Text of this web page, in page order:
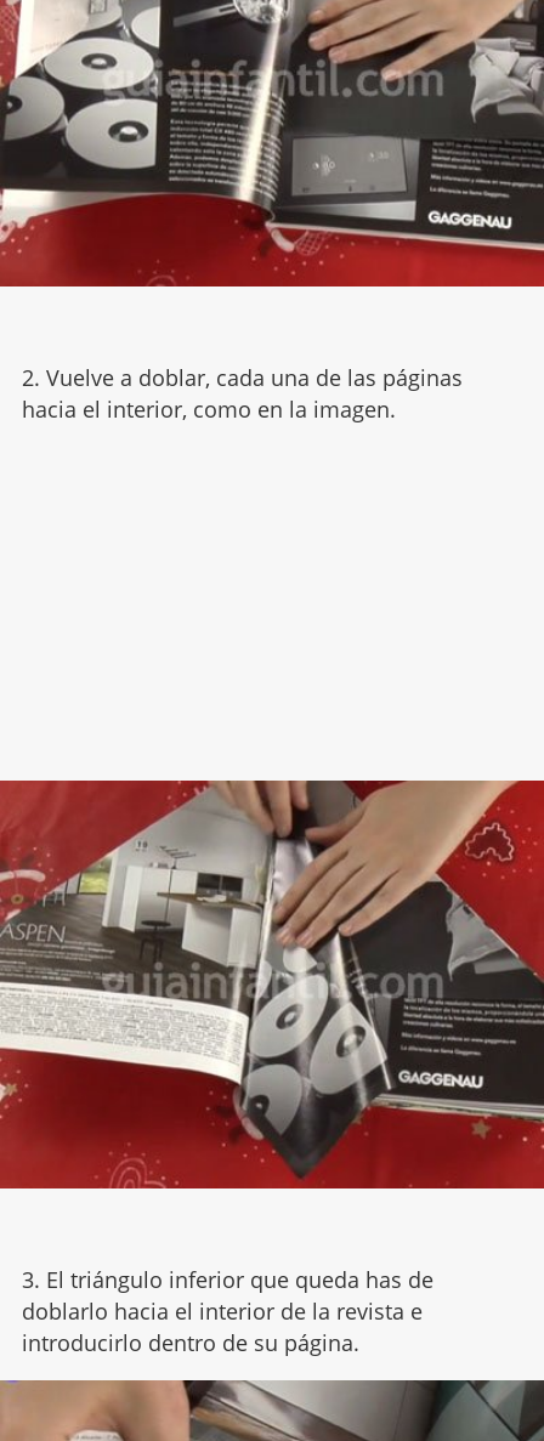
2. Vuelve a doblar, cada una de las páginas
hacia el interior, como en la imagen.
3. El triángulo inferior que queda has de
doblarlo hacia el interior de la revista e
introducirlo dentro de su página.